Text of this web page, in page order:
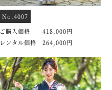
No.4007
ご購入価格 418,000円
レンタル価格 264,000円